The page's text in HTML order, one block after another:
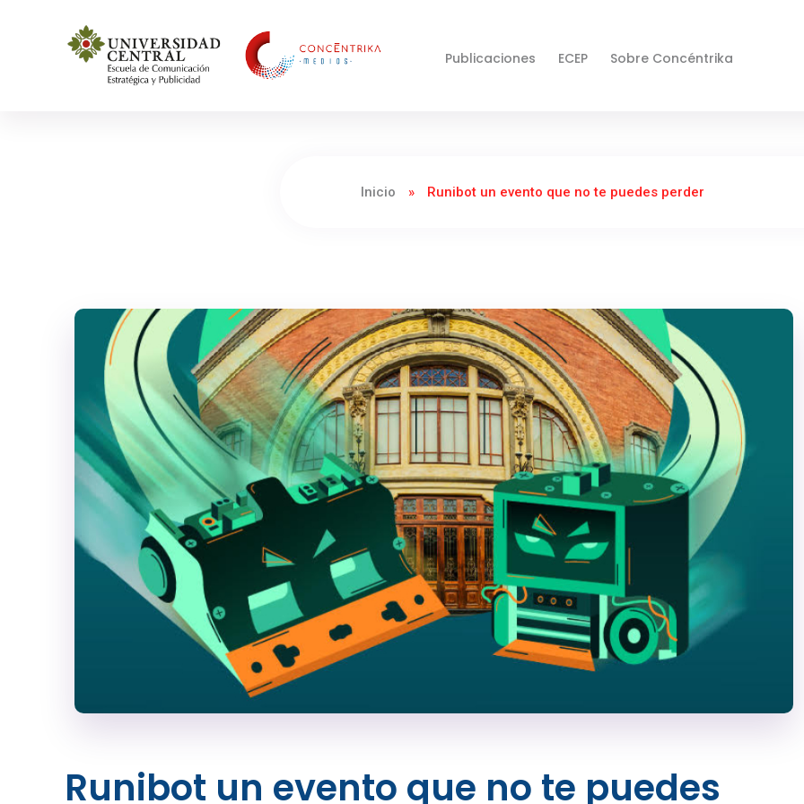
Publicaciones ECEP Sobre Concéntrika
Inicio » Runibot un evento que no te puedes perder
Runibot un evento que no te puedes